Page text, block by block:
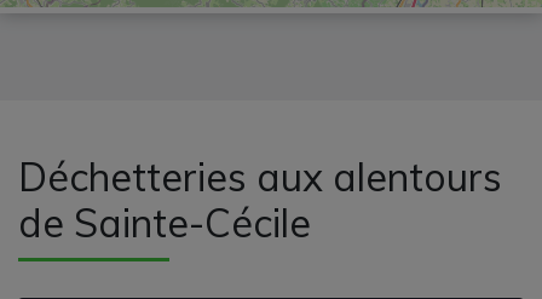
Déchetteries aux alentours
de Sainte-Cécile